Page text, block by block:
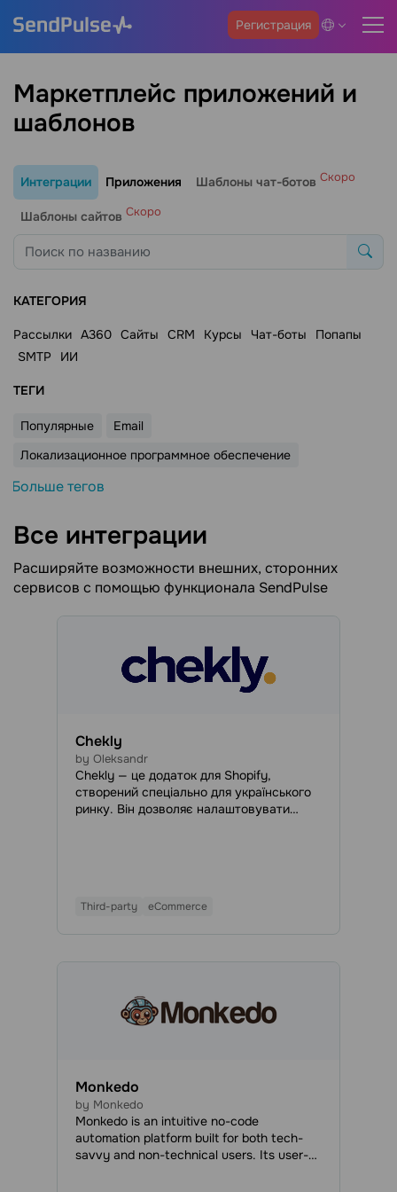
Регистрация
Маркетплейс приложений и
шаблонов
Интеграции Приложения Шаблоны чат-ботов Скоро
Шаблоны сайтов Скоро
КАТЕГОРИЯ
Рассылки A360 Сайты CRM Курсы Чат-боты
Попапы
SMTP
ИИ
ТЕГИ
Популярные
Email
Локализационное программное обеспечение
Больше тегов
Все интеграции
Расширяйте возможности внешних, сторонних
сервисов с помощью функционала SendPulse
Chekly
by Oleksandr
Chekly — це додаток для Shopify,
створений спеціально для українського
ринку. Він дозволяє налаштовувати
зростання продажів. Chekly допомагає
для власника магазину.
Third-party eCommerce
Monkedo
by Monkedo
Monkedo is an intuitive no-code
automation platform built for both tech-
savvy and non-technical users. Its user-